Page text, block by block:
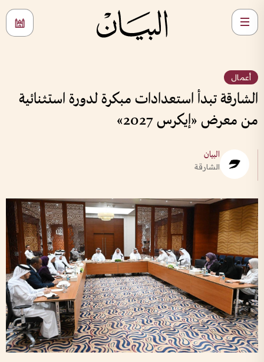
أعمال
الشارقة تبدأ استعدادات مبكرة لدورة استثنائية
من معرض «إيكرس 2027»
البيان
الشارقة